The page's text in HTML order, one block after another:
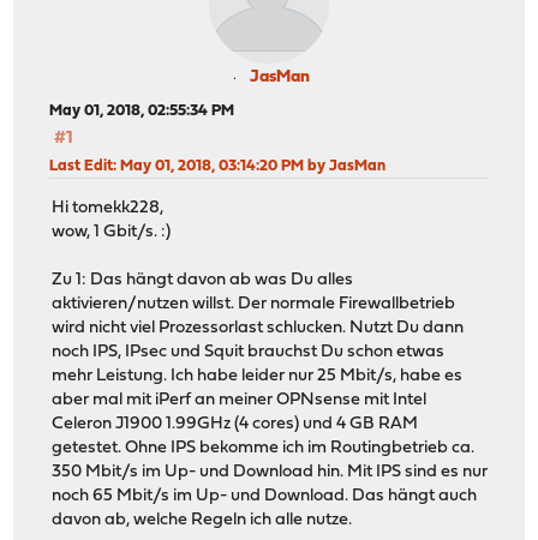
JasMan
May 01, 2018, 02:55:34 PM
#1
Last Edit: May 01, 2018, 03:14:20 PM by JasMan
Hi tomekk228,
wow, 1 Gbit/s. :)
Zu 1: Das hängt davon ab was Du alles
aktivieren/nutzen willst. Der normale Firewallbetrieb
wird nicht viel Prozessorlast schlucken. Nutzt Du dann
noch IPS, IPsec und Squit brauchst Du schon etwas
mehr Leistung. Ich habe leider nur 25 Mbit/s, habe es
aber mal mit iPerf an meiner OPNsense mit Intel
Celeron J1900 1.99GHz (4 cores) und 4 GB RAM
getestet. Ohne IPS bekomme ich im Routingbetrieb ca.
350 Mbit/s im Up- und Download hin. Mit IPS sind es nur
noch 65 Mbit/s im Up- und Download. Das hängt auch
davon ab, welche Regeln ich alle nutze.